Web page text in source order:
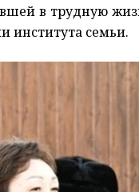
в трудную
института семьи.